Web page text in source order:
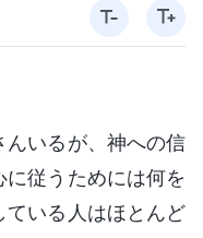
いるが、神への信
従うためには何を
ている人はほとんど